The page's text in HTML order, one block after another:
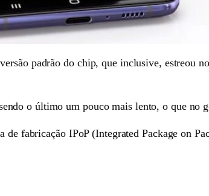
padrão do chip, que inclusive, estreou
o último um pouco mais lento, o que no
fabricação IPoP (Integrated Package on